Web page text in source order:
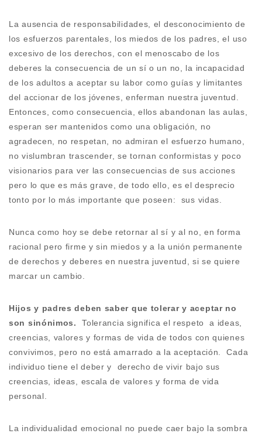
La ausencia de responsabilidades, el desconocimiento de
los esfuerzos parentales, los miedos de los padres, el uso
excesivo de los derechos, con el menoscabo de los
deberes la consecuencia de un sí o un no, la incapacidad
de los adultos a aceptar su labor como guías y limitantes
del accionar de los jóvenes, enferman nuestra juventud.
Entonces, como consecuencia, ellos abandonan las aulas,
esperan ser mantenidos como una obligación, no
agradecen, no respetan, no admiran el esfuerzo humano,
no vislumbran trascender, se tornan conformistas y poco
visionarios para ver las consecuencias de sus acciones
pero lo que es más grave, de todo ello, es el desprecio
tonto por lo más importante que poseen: sus vidas.
Nunca como hoy se debe retornar al sí y al no, en forma
racional pero firme y sin miedos y a la unión permanente
de derechos y deberes en nuestra juventud, si se quiere
marcar un cambio.
Hijos y padres deben saber que tolerar y aceptar no
son sinónimos.
Tolerancia significa el respeto a ideas,
creencias, valores y formas de vida de todos con quienes
convivimos, pero no está amarrado a la aceptación. Cada
individuo tiene el deber y derecho de vivir bajo sus
creencias, ideas, escala de valores y forma de vida
personal.
La individualidad emocional no puede caer bajo la sombra